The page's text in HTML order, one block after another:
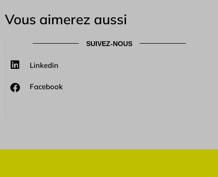
Vous aimerez aussi
SUIVEZ-NOUS
Linkedin
Facebook